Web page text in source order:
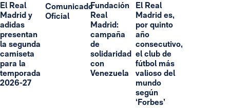
El Real
Madrid y
adidas
presentan
la segunda
camiseta
para la
temporada
2026-27
Comunicado
Oficial
Fundación
Real
Madrid:
campaña
de
solidaridad
con
Venezuela
El Real
Madrid es,
por quinto
año
consecutivo,
el club de
fútbol más
valioso del
mundo
según
‘Forbes’